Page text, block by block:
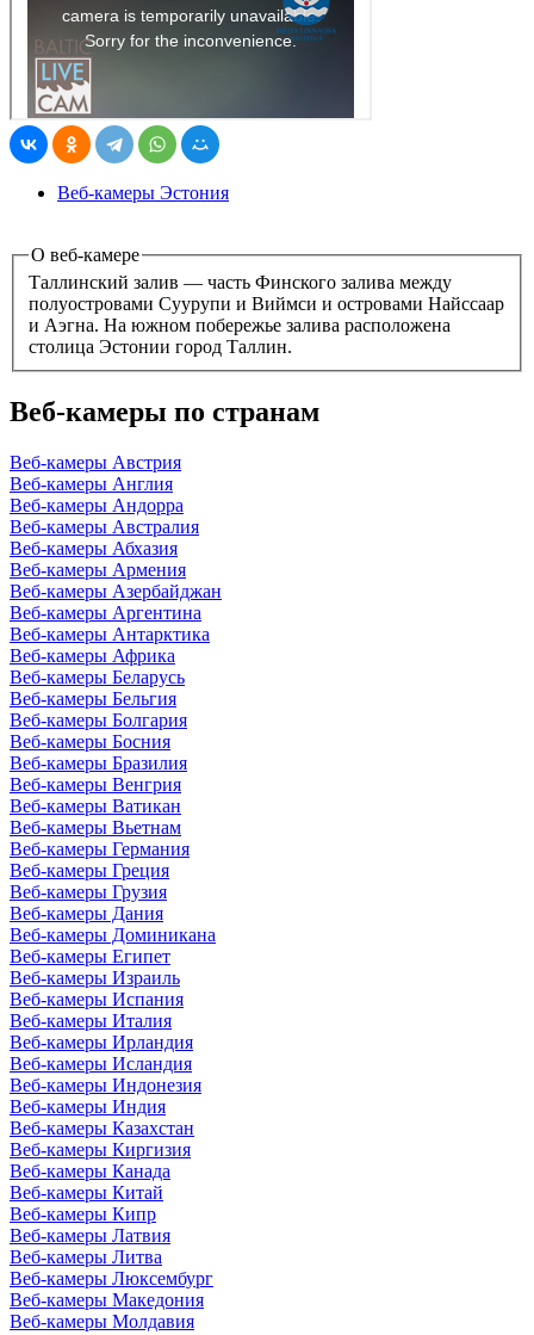
Веб-камеры Эстония
О веб-камере
Таллинский залив — часть Финского залива между
полуостровами Суурупи и Виймси и островами Найссаар
и Аэгна. На южном побережье залива расположена
столица Эстонии город Таллин.
Веб-камеры по странам
Веб-камеры Австрия
Веб-камеры Англия
Веб-камеры Андорра
Веб-камеры Австралия
Веб-камеры Абхазия
Веб-камеры Армения
Веб-камеры Азербайджан
Веб-камеры Аргентина
Веб-камеры Антарктика
Веб-камеры Африка
Веб-камеры Беларусь
Веб-камеры Бельгия
Веб-камеры Болгария
Веб-камеры Босния
Веб-камеры Бразилия
Веб-камеры Венгрия
Веб-камеры Ватикан
Веб-камеры Вьетнам
Веб-камеры Германия
Веб-камеры Греция
Веб-камеры Грузия
Веб-камеры Дания
Веб-камеры Доминикана
Веб-камеры Египет
Веб-камеры Израиль
Веб-камеры Испания
Веб-камеры Италия
Веб-камеры Ирландия
Веб-камеры Исландия
Веб-камеры Индонезия
Веб-камеры Индия
Веб-камеры Казахстан
Веб-камеры Киргизия
Веб-камеры Канада
Веб-камеры Китай
Веб-камеры Кипр
Веб-камеры Латвия
Веб-камеры Литва
Веб-камеры Люксембург
Веб-камеры Македония
Веб-камеры Молдавия